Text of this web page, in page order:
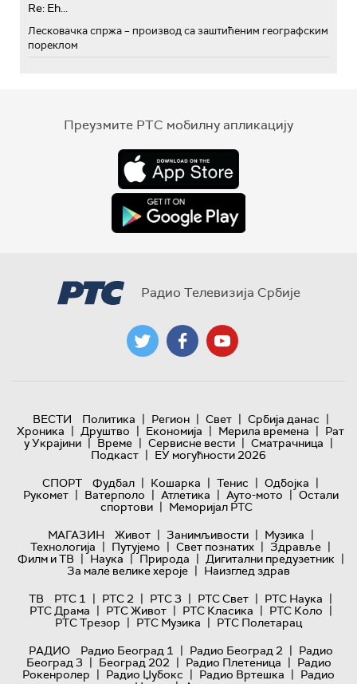
Re: Eh...
Лесковачка спржа – производ са заштићеним географским
пореклом
Преузмите РТС мобилну апликацију
Радио Телевизија Србије
ВЕСТИ Политика | Регион | Свет | Србија данас |
Хроника | Друштво | Економија | Мерила времена | Рат
у Украјини | Време | Сервисне вести | Сматрачница |
Подкаст | ЕУ могућности 2026
СПОРТ
Фудбал | Кошарка | Тенис | Одбојка |
Рукомет | Ватерполо | Атлетика | Ауто-мото | Остали
спортови | Меморијал РТС
МАГАЗИН
Живот | Занимљивости | Музика |
Технологијa | Путујемо | Свет познатих | Здравље |
Филм и ТВ | Наука | Природа | Дигитални предузетник |
За мале велике хероје | Наизглед здрав
ТВ
РТС 1 | РТС 2 | РТС 3 | РТС Свет | РТС Наука |
РТС Драма | РТС Живот | РТС Класика | РТС Коло |
РТС Трезор | РТС Музика | РТС Полетарац
РАДИО
Радио Београд 1 | Радио Београд 2 | Радио
Београд 3 | Београд 202 | Радио Плетеница | Радио
Рокенролер | Радио Џубокс | Радио Вртешка | Радио